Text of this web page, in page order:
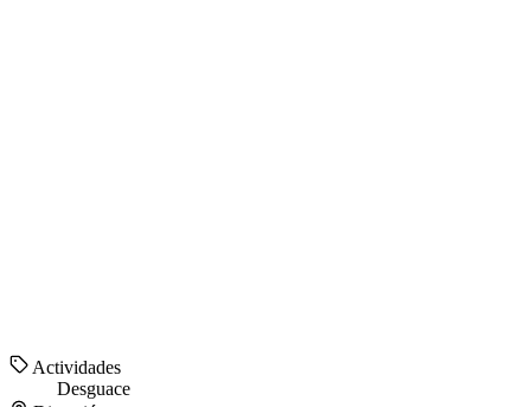
Actividades
Desguace